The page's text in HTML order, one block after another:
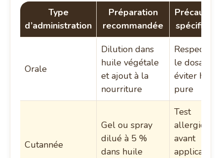
Type
d’administration
Préparation
recommandée
Orale
Dilution dans
huile végétale
et ajout à la
nourriture
Respecter
le dosage,
éviter huile
pure
Cutannée
Gel ou spray
dilué à 5 %
dans huile
Test
allergique
avant
application,